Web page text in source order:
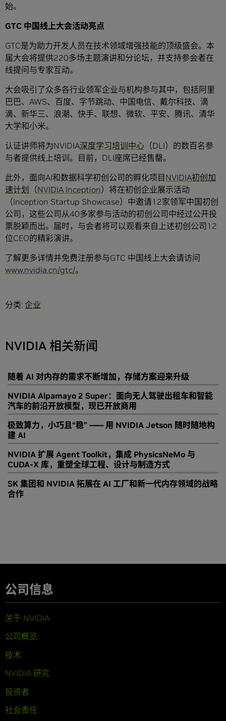
始。
GTC 中国线上大会活动亮点
GTC是为助力开发人员在技术领域增强技能的顶级盛会。本
届大会将提供220多场主题演讲和分论坛，并支持参会者在
线提问与专家互动。
大会吸引了众多各行业领军企业与机构参与其中，包括阿里
巴巴、AWS、百度、字节跳动、中国电信、戴尔科技、滴
滴、新华三、浪潮、快手、联想、微软、平安、腾讯、清华
大学和小米。
认证讲师将为NVIDIA深度学习培训中心 （DLI）的数百名参
与者提供线上培训。目前，DLI座席已经售罄。
此外，面向AI和数据科学初创公司的孵化项目NVIDIA初创加
速计划 （NVIDIA Inception）将在初创企业展示活动
（Inception Startup Showcase）中邀请12家领军中国初创
公司，这些公司从40多家参与活动的初创公司中经过公开投
票脱颖而出。届时，与会者将可以观看来自上述初创公司12
位CEO的精彩演讲。
了解更多详情并免费注册参与GTC 中国线上大会请访问
www.nvidia.cn/gtc/。
分类: 企业
NVIDIA 相关新闻
随着 AI 对内存的需求不断增加，存储方案迎来升级
NVIDIA Alpamayo 2 Super：面向无人驾驶出租车和智能
汽车的前沿开放模型，现已开放商用
极致算力，小巧且“稳” —— 用 NVIDIA Jetson 随时随地构
建 AI
NVIDIA 扩展 Agent Toolkit，集成 PhysicsNeMo 与
CUDA-X 库，重塑全球工程、设计与制造方式
SK 集团和 NVIDIA 拓展在 AI 工厂和新一代内存领域的战略
合作
公司信息
关于 NVIDIA
公司概览
技术
NVIDIA 研究
投资者
社会责任